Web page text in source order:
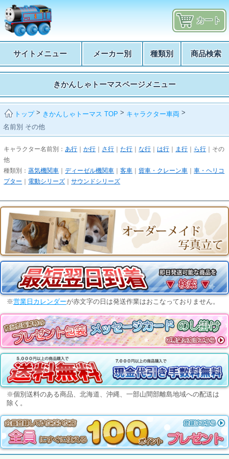
カート
サイトメニュー メーカー別 種類別 商品検索
きかんしゃトーマスページメニュー
トップ> きかんしゃトーマス TOP > キャラクター車両 >
名前別 その他
キャラクター名前別： あ行 ｜か行 ｜ さ行 ｜た行 ｜な行 ｜は行 ｜ ま行 ｜ ら行 ｜その
他
種類別：蒸気機関車 ｜ディーゼル機関車 ｜客車 ｜貨車・クレーン車 ｜車・ヘリコ
プター ｜ 電動シリーズ ｜サウンドシリーズ
※営業日カレンダーが赤文字の日は発送作業はおこなっておりません。
※個別送料のある商品、北海道、沖縄、一部山間部離島地域への配送は
除く。